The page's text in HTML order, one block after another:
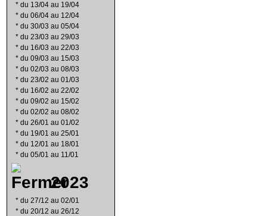
* du 13/04 au 19/04
* du 06/04 au 12/04
* du 30/03 au 05/04
* du 23/03 au 29/03
* du 16/03 au 22/03
* du 09/03 au 15/03
* du 02/03 au 08/03
* du 23/02 au 01/03
* du 16/02 au 22/02
* du 09/02 au 15/02
* du 02/02 au 08/02
* du 26/01 au 01/02
* du 19/01 au 25/01
* du 12/01 au 18/01
* du 05/01 au 11/01
2023
* du 27/12 au 02/01
* du 20/12 au 26/12